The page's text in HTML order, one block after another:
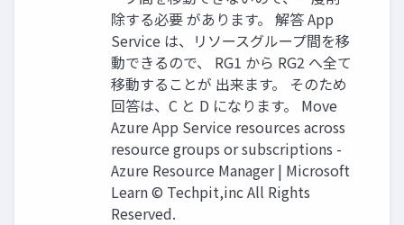
除する必要 があります。 解答 App
Service は、リソースグループ間を移
動できるので、 RG1 から RG2 へ全て
移動することが 出来ます。 そのため
回答は、C と D になります。 Move
Azure App Service resources across
resource groups or subscriptions -
Azure Resource Manager | Microsoft
Learn © Techpit,inc All Rights
Reserved.